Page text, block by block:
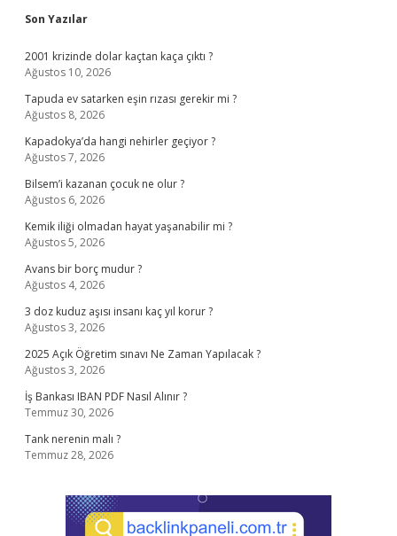
Sidebar
Son Yazılar
2001 krizinde dolar kaçtan kaça çıktı ?
Ağustos 10, 2026
Tapuda ev satarken eşin rızası gerekir mi ?
Ağustos 8, 2026
Kapadokya’da hangi nehirler geçiyor ?
Ağustos 7, 2026
Bilsem’i kazanan çocuk ne olur ?
Ağustos 6, 2026
Kemik iliği olmadan hayat yaşanabilir mi ?
Ağustos 5, 2026
Avans bir borç mudur ?
Ağustos 4, 2026
3 doz kuduz aşısı insanı kaç yıl korur ?
Ağustos 3, 2026
2025 Açık Öğretim sınavı Ne Zaman Yapılacak ?
Ağustos 3, 2026
İş Bankası IBAN PDF Nasıl Alınır ?
Temmuz 30, 2026
Tank nerenin malı ?
Temmuz 28, 2026